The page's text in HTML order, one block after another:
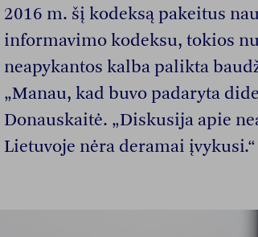
2016 m. šį kodeksą pakeitus
informavimo kodeksu, tokios
neapykantos kalba palikta
„Manau, kad buvo padaryta
Donauskaitė. „Diskusija apie
Lietuvoje nėra deramai įvykusi.“